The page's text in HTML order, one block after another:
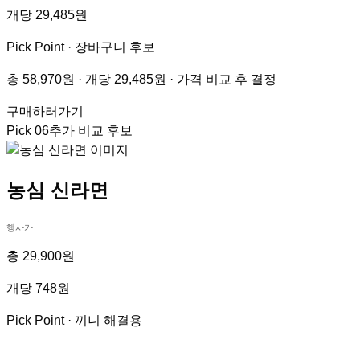
개당 29,485원
Pick Point · 장바구니 후보
총 58,970원 · 개당 29,485원 · 가격 비교 후 결정
구매하러가기
Pick 06추가 비교 후보
농심 신라면
행사가
총 29,900원
개당 748원
Pick Point · 끼니 해결용